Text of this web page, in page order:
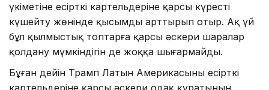
үкіметіне есірткі картельдеріне қарсы күресті
күшейту жөнінде қысымды арттырып отыр. Ақ үй
бұл қылмыстық топтарға қарсы әскери шаралар
қолдану мүмкіндігін де жоққа шығармайды.
Бұған дейін Трамп Латын Америкасының есірткі